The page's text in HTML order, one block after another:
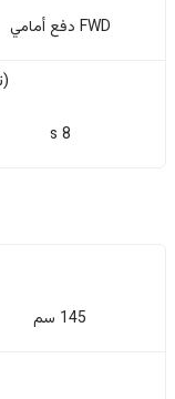
FWD دفع أمامي
8 s
145 سم